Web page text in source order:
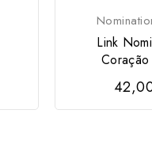
Link